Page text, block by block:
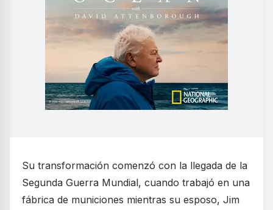
Su transformación comenzó con la llegada de la
Segunda Guerra Mundial, cuando trabajó en una
fábrica de municiones mientras su esposo, Jim